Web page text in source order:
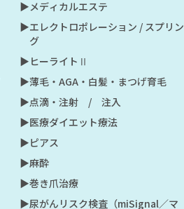
▶︎メディカルエステ
▶︎エレクトロポレーション / スプリン
グ
▶︎ヒーライトⅡ
▶︎薄毛・AGA・白髪・まつげ育毛
▶︎点滴・注射 / 注入
▶︎医療ダイエット療法
▶︎ピアス
▶︎麻酔
▶︎巻き爪治療
▶︎尿がんリスク検査（miSignal／マ